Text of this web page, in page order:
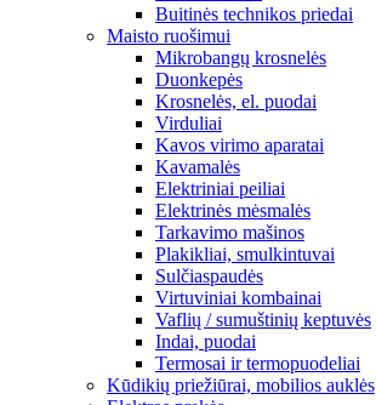
Buitinės technikos priedai
Maisto ruošimui
Mikrobangų krosnelės
Duonkepės
Krosnelės, el. puodai
Virduliai
Kavos virimo aparatai
Kavamalės
Elektriniai peiliai
Elektrinės mėsmalės
Tarkavimo mašinos
Plakikliai, smulkintuvai
Sulčiaspaudės
Virtuviniai kombainai
Vaflių / sumuštinių keptuvės
Indai, puodai
Termosai ir termopuodeliai
Kūdikių priežiūrai, mobilios auklės